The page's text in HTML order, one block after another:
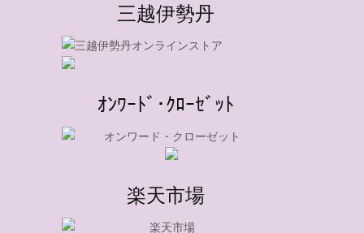
三越伊勢丹
ｵﾝﾜｰﾄﾞ･ｸﾛｰｾﾞｯﾄ
楽天市場